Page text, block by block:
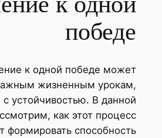
победе
к одной победе может
жизненным урокам,
устойчивостью. В данной
как этот процесс
формировать способность